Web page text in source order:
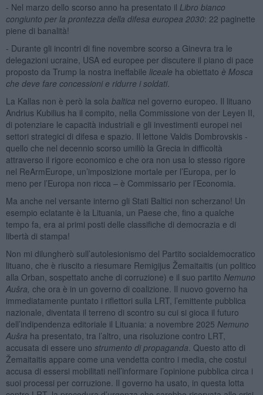
- Nel marzo dello scorso anno ha presentato il Libro bianco
congiunto per la prontezza della difesa europea 2030: 22 paginette
piene di banalità!
- Durante gli incontri di fine novembre scorso a Ginevra tra le
delegazioni ucraine, USA ed europee per discutere il piano di pace
proposto da Trump la nostra ineffabile liceale ha obiettato è Mosca
che deve fare concessioni e ridurre i soldati.
La Kallas non è però la sola baltica nel governo europeo. Il lituano
Andrius Kubilius ha il compito, nella Commissione von der Leyen II,
di potenziare le capacità industriali e gli investimenti europei nei
settori strategici di difesa e spazio. Il lettone Valdis Dombrovskis -
quello che nel decennio scorso umiliò la Grecia in difficoltà
attraverso il rigore economico e che ora non usa lo stesso rigore
nel ReArmEurope, un’imposizione mortale per l’Europa, per lo
meno per l’Europa non ricca – è Commissario per l’Economia.
Ma anche nel versante interno gli Stati Baltici non scherzano! Un
esempio eclatante è la Lituania, un Paese che, fino a qualche
tempo fa, era ai primi posti delle classifiche di democrazia e di
libertà di stampa!
Non mi dilungherò sull’autolesionismo del Partito socialdemocratico
lituano, che è riuscito a riesumare Remigijus Žemaitaitis (un politico
alla Orban, sospettato anche di corruzione) e il suo partito Nemuno
Aušra, che ora è in un governo di coalizione. Il nuovo governo ha
immediatamente puntato i riflettori sulla LRT, l’emittente pubblica
nazionale, diventata il terreno di scontro su cui si gioca il futuro
dell’indipendenza editoriale il Lituania: a novembre 2025 Nemuno
Aušra ha presentato, tra l’altro, una risoluzione contro LRT,
accusata di essere uno strumento di propaganda . Questo atto di
Žemaitaitis appare come una vendetta contro i media, che costui
accusa di essersi mobilitati nell’informare l’opinione pubblica circa i
suoi processi per corruzione. Il governo ha usato, in questa lotta